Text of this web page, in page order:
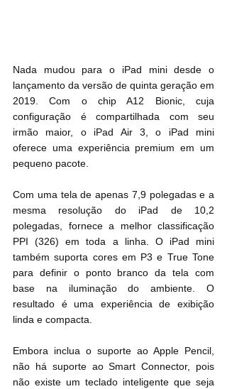
Nada mudou para o iPad mini desde o
lançamento da versão de quinta geração em
2019. Com o chip A12 Bionic, cuja
configuração é compartilhada com seu
irmão maior, o iPad Air 3, o iPad mini
oferece uma experiência premium em um
pequeno pacote.
Com uma tela de apenas 7,9 polegadas e a
mesma resolução do iPad de 10,2
polegadas, fornece a melhor classificação
PPI (326) em toda a linha. O iPad mini
também suporta cores em P3 e True Tone
para definir o ponto branco da tela com
base na iluminação do ambiente. O
resultado é uma experiência de exibição
linda e compacta.
Embora inclua o suporte ao Apple Pencil,
não há suporte ao Smart Connector, pois
não existe um teclado inteligente que seja